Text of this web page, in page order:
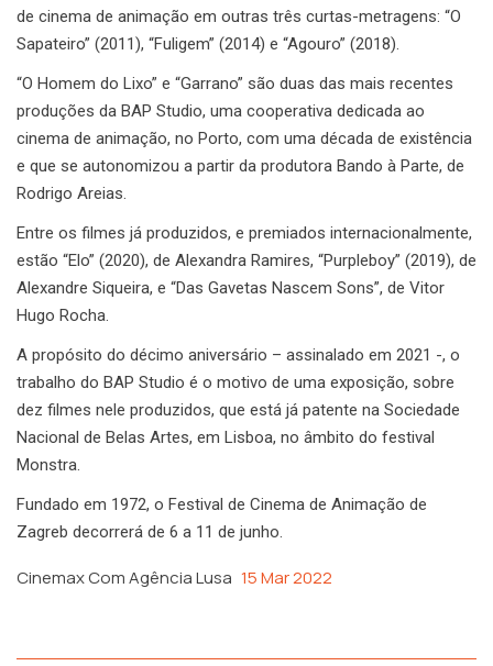
de cinema de animação em outras três curtas-metragens: “O
Sapateiro” (2011), “Fuligem” (2014) e “Agouro” (2018).
“O Homem do Lixo” e “Garrano” são duas das mais recentes
produções da BAP Studio, uma cooperativa dedicada ao
cinema de animação, no Porto, com uma década de existência
e que se autonomizou a partir da produtora Bando à Parte, de
Rodrigo Areias.
Entre os filmes já produzidos, e premiados internacionalmente,
estão “Elo” (2020), de Alexandra Ramires, “Purpleboy” (2019), de
Alexandre Siqueira, e “Das Gavetas Nascem Sons”, de Vitor
Hugo Rocha.
A propósito do décimo aniversário – assinalado em 2021 -, o
trabalho do BAP Studio é o motivo de uma exposição, sobre
dez filmes nele produzidos, que está já patente na Sociedade
Nacional de Belas Artes, em Lisboa, no âmbito do festival
Monstra.
Fundado em 1972, o Festival de Cinema de Animação de
Zagreb decorrerá de 6 a 11 de junho.
Cinemax Com Agência Lusa 15 Mar 2022